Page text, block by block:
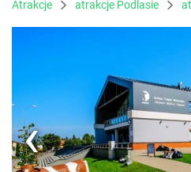
Atrakcje atrakcje Podlasie